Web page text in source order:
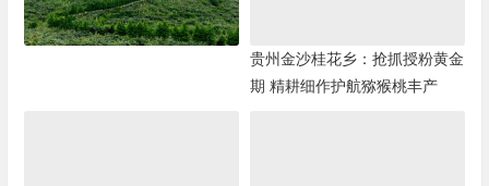
贵州金沙桂花乡：抢抓授粉黄金
期 精耕细作护航猕猴桃丰产